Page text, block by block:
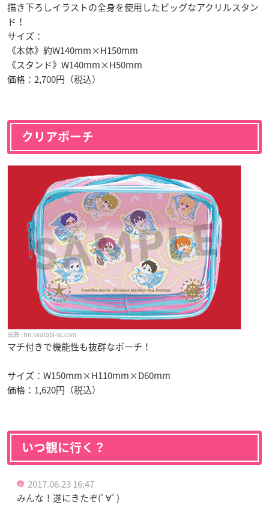
描き下ろしイラストの全身を使用したビッグなアクリルスタン
ド！
サイズ：
《本体》約W140mm×H150mm
《スタンド》W140mm×H50mm
価格：2,700円（税込）
クリアポーチ
tm.iwatobi-sc.com
マチ付きで機能性も抜群なポーチ！
サイズ：W150mm×H110mm×D60mm
価格：1,620円（税込）
いつ観に行く？
2017.06.23 16:47
みんな！遂にきたぞ(ﾟ∀ﾟ)